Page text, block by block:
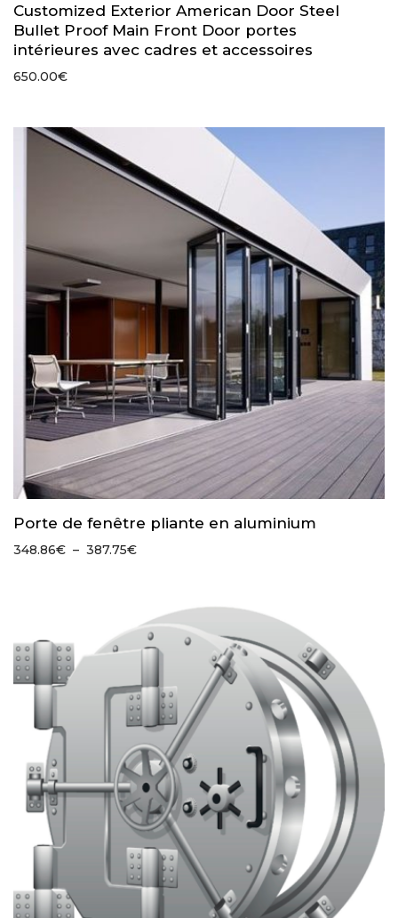
Customized Exterior American Door Steel
Bullet Proof Main Front Door portes
intérieures avec cadres et accessoires
650.00€
Porte de fenêtre pliante en aluminium
348.86€ – 387.75€Plage
348.86€
à
387.75€